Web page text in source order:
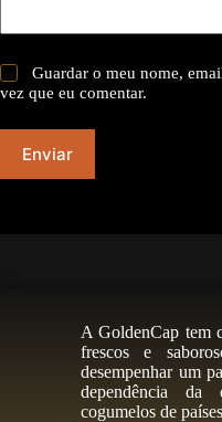
Guardar o meu nome,
vez que eu comentar.
Enviar
A GoldenCap tem
frescos e
desempenhar um
dependência da
cogumelos de